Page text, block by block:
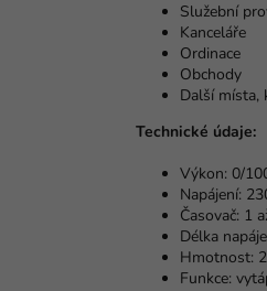
Služební
Kanceláře
Ordinace
Obchody
Další
Technické údaje:
Výkon: 0/
Napájení:
Časovač: 1
Délka
Hmotnost:
Funkce: